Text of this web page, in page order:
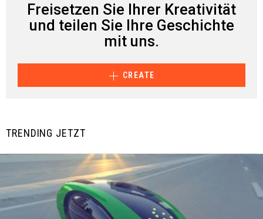
Freisetzen Sie Ihrer Kreativität
und teilen Sie Ihre Geschichte
mit uns.
CREATE
TRENDING JETZT